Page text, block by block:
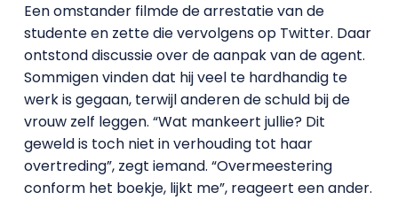
Een omstander filmde de arrestatie van de
studente en zette die vervolgens op Twitter. Daar
ontstond discussie over de aanpak van de agent.
Sommigen vinden dat hij veel te hardhandig te
werk is gegaan, terwijl anderen de schuld bij de
vrouw zelf leggen. “Wat mankeert jullie? Dit
geweld is toch niet in verhouding tot haar
overtreding”, zegt iemand. “Overmeestering
conform het boekje, lijkt me”, reageert een ander.